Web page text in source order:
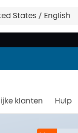
States / English
klanten Hulp